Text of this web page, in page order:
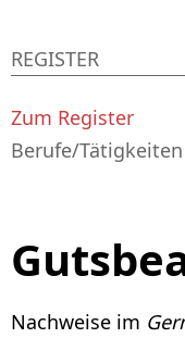
Nachweise im
REGISTER
Zum Register
Berufe/Tätigkeiten